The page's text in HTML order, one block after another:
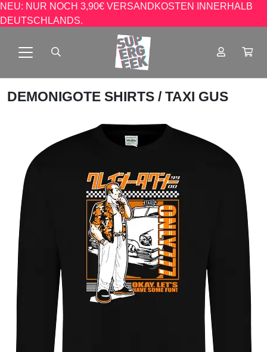
NEU: NUR NOCH 3,90€ VERSANDKOSTEN INNERHALB
DEUTSCHLANDS.
DEMONIGOTE SHIRTS / TAXI GUS